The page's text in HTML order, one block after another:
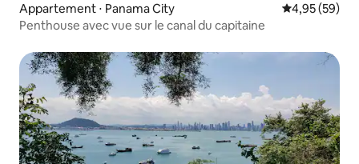
Appartement ⋅ Panama City Évaluation
4,95 (59)
Penthouse avec vue sur le canal du capitaine